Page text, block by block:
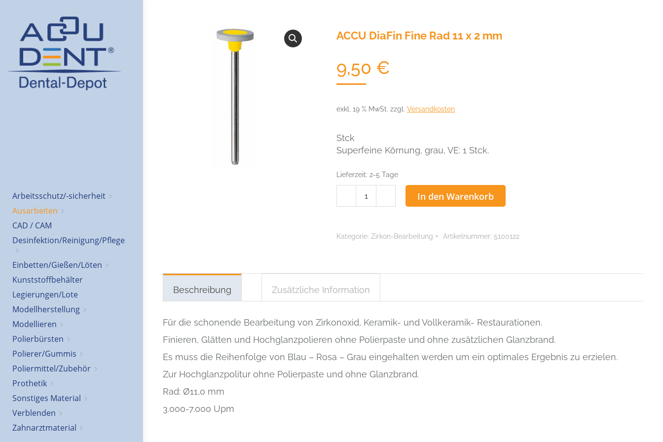
Arbeitsschutz/-sicherheit
Ausarbeiten
CAD / CAM
Desinfektion/Reinigung/Pflege
Einbetten/Gießen/Löten
Kunststoffbehälter
Legierungen/Lote
Modellherstellung
Modellieren
Polierbürsten
Polierer/Gummis
Poliermittel/Zubehör
Prothetik
Sonstiges Material
Verblenden
Zahnarztmaterial
ACCU DiaFin Fine Rad 11 x 2 mm
9,50 €
exkl. 19 % MwSt. zzgl.Versandkosten
Stck
Superfeine Körnung, grau, VE: 1 Stck.
Lieferzeit: 2-5 Tage
11
mm
Menge
In den Warenkorb
Kategorie:Zirkon-Bearbeitung Artikelnummer: 5100122
Beschreibung Zusätzliche Information
Für die schonende Bearbeitung von Zirkonoxid, Keramik- und Vollkeramik- Restaurationen.
Finieren, Glätten und Hochglanzpolieren ohne Polierpaste und ohne zusätzlichen Glanzbrand.
Es muss die Reihenfolge von Blau – Rosa – Grau eingehalten werden um ein optimales Ergebnis zu erzielen.
Zur Hochglanzpolitur ohne Polierpaste und ohne Glanzbrand.
Rad: Ø11,0 mm
3.000-7.000 Upm